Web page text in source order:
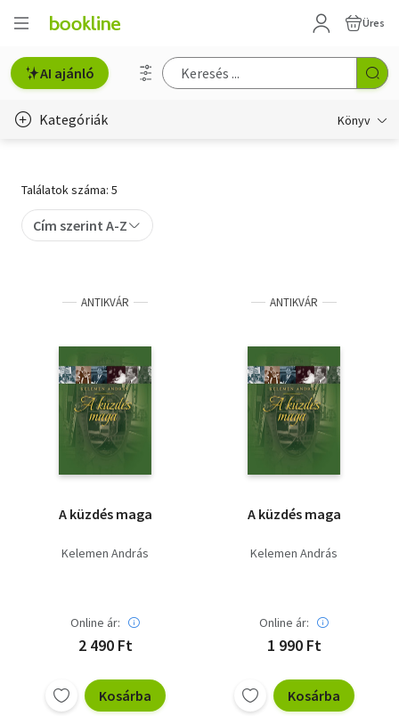
Üres
AI ajánló
Kategóriák Könyv
Gyermek- és ifjúsági
Szakkönyv
Szótár, nyelvkönyv
Társadalomtudomány
Természettudomány
Találatok száma: 5
Cím szerint A-Z
ANTIKVÁR
A küzdés maga
Kelemen András
Online ár:
2 490 Ft
Kosárba
ANTIKVÁR
A küzdés maga
Kelemen András
Online ár:
1 990 Ft
Kosárba